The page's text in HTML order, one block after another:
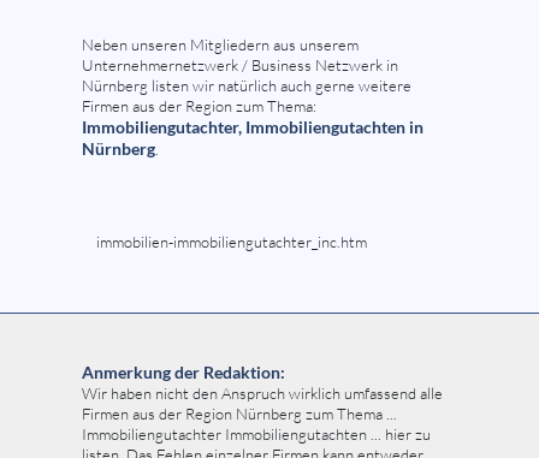
Neben unseren Mitgliedern aus unserem
Unternehmernetzwerk / Business Netzwerk in
Nürnberg listen wir natürlich auch gerne weitere
Firmen aus der Region zum Thema:
Immobiliengutachter, Immobiliengutachten in
Nürnberg
immobilien-immobiliengutachter_inc.htm
Anmerkung der Redaktion:
Wir haben nicht den Anspruch wirklich umfassend alle
Firmen aus der Region Nürnberg zum Thema ...
Immobiliengutachter Immobiliengutachten ... hier zu